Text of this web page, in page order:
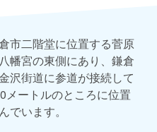
市二階堂に位置する菅原
幡宮の東側にあり、鎌倉
沢街道に参道が接続して
メートルのところに位置
でいます。